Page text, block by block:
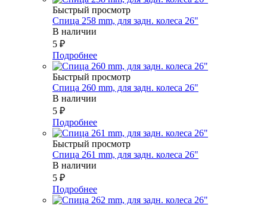
Быстрый просмотр
Спица 258 mm, для задн. колеса 26"
В наличии
5 ₽
Подробнее
Быстрый просмотр
Спица 260 mm, для задн. колеса 26"
В наличии
5 ₽
Подробнее
Быстрый просмотр
Спица 261 mm, для задн. колеса 26"
В наличии
5 ₽
Подробнее